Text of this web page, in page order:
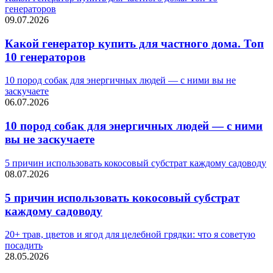
генераторов
09.07.2026
Какой генератор купить для частного дома. Топ
10 генераторов
10 пород собак для энергичных людей — с ними вы не
заскучаете
06.07.2026
10 пород собак для энергичных людей — с ними
вы не заскучаете
5 причин использовать кокосовый субстрат каждому садоводу
08.07.2026
5 причин использовать кокосовый субстрат
каждому садоводу
20+ трав, цветов и ягод для целебной грядки: что я советую
посадить
28.05.2026